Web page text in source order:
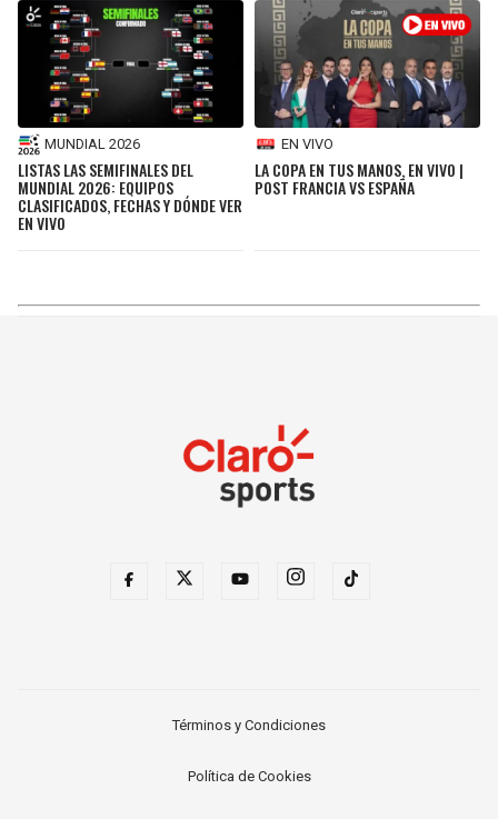
MUNDIAL 2026
LISTAS LAS SEMIFINALES DEL
MUNDIAL 2026: EQUIPOS
CLASIFICADOS, FECHAS Y DÓNDE VER
EN VIVO
EN VIVO
LA COPA EN TUS MANOS, EN VIVO |
POST FRANCIA VS ESPAÑA
Términos y Condiciones
Política de Cookies